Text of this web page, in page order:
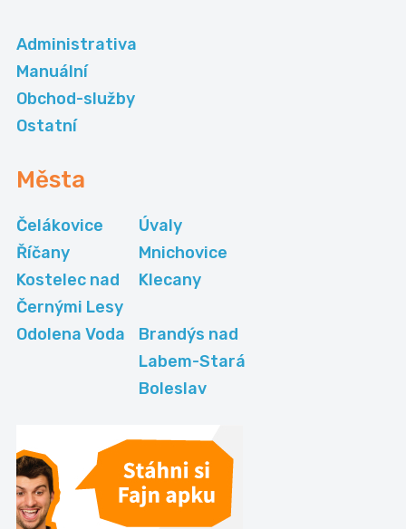
Administrativa
Manuální
Obchod-služby
Ostatní
Města
Čelákovice
Úvaly
Říčany
Mnichovice
Kostelec nad
Černými Lesy
Klecany
Odolena Voda
Brandýs nad
Labem-Stará
Boleslav